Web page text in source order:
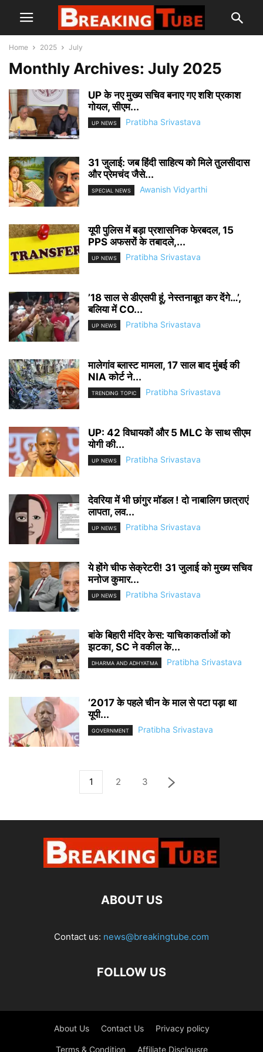
Home 2025 July
Monthly Archives: July 2025
UP के नए मुख्य सचिव बनाए गए शशि प्रकाश
गोयल, सीएम...
UP NEWS Pratibha Srivastava
31 जुलाई: जब हिंदी साहित्य को मिले तुलसीदास
और प्रेमचंद जैसे...
SPECIAL NEWS Awanish Vidyarthi
यूपी पुलिस में बड़ा प्रशासनिक फेरबदल, 15
PPS अफसरों के तबादले,...
UP NEWS Pratibha Srivastava
’18 साल से डीएसपी हूं, नेस्तनाबूत कर देंगे…’,
बलिया में CO...
UP NEWS Pratibha Srivastava
मालेगांव ब्लास्ट मामला, 17 साल बाद मुंबई की
NIA कोर्ट ने...
TRENDING TOPIC Pratibha Srivastava
UP: 42 विधायकों और 5 MLC के साथ सीएम
योगी की...
UP NEWS Pratibha Srivastava
देवरिया में भी छांगुर मॉडल ! दो नाबालिग छात्राएं
लापता, लव...
UP NEWS Pratibha Srivastava
ये होंगे चीफ सेक्रेटरी! 31 जुलाई को मुख्य सचिव
मनोज कुमार...
UP NEWS Pratibha Srivastava
बांके बिहारी मंदिर केस: याचिकाकर्ताओं को
झटका, SC ने वकील के...
DHARMA AND ADHYATMA Pratibha Srivastava
‘2017 के पहले चीन के माल से पटा पड़ा था
यूपी...
GOVERNMENT Pratibha Srivastava
1 2 3
ABOUT US
Contact us: news@breakingtube.com
FOLLOW US
About Us Contact Us Privacy policy
Terms & Condition Affiliate Disclousre